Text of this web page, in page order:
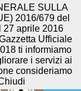
SULLA
2016/679 del
27 aprile 2016
Ufficiale
ti informiamo
i servizi ai
consideriamo